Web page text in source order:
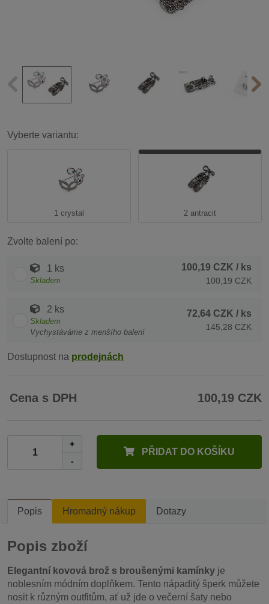
Vyberte variantu:
1 crystal 2 antracit
Zvolte balení po:
1 ks
Skladem
100,19 CZK / ks
100,19 CZK
2 ks
Skladem
Vychystáváme z menšího balení
72,64 CZK / ks
145,28 CZK
Dostupnost na prodejnách
Cena s DPH 100,19 CZK
+
-
PŘIDAT DO KOŠÍKU
Popis Hromadný nákup Dotazy
Popis zboží
Elegantní kovová brož s broušenými kamínky je
noblesním módním doplňkem. Tento nápaditý šperk můžete
nosit k různým outfitům, ať už jde o večerní šaty nebo